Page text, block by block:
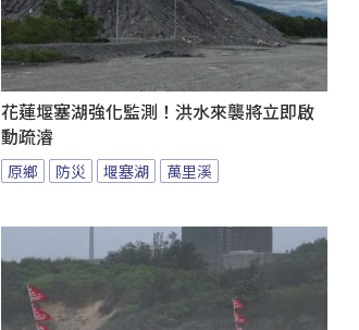
花蓮堰塞湖強化監測！洪水來襲將立即啟
動疏濬
原鄉 防災 堰塞湖 萬里溪